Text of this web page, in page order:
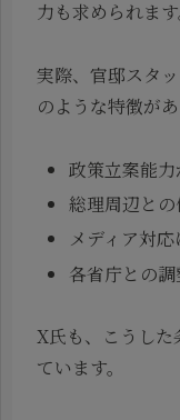
力も求められます
実際、官邸スタ
のような特徴があ
政策立案能力
総理周辺と
メディア対
各省庁との
X氏も、こうし
ています。